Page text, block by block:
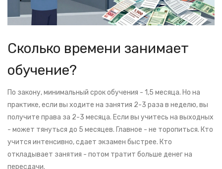
Сколько времени занимает
обучение?
По закону, минимальный срок обучения - 1,5 месяца. Но на
практике, если вы ходите на занятия 2-3 раза в неделю, вы
получите права за 2-3 месяца. Если вы учитесь на выходных
- может тянуться до 5 месяцев. Главное - не торопиться. Кто
учится интенсивно, сдает экзамен быстрее. Кто
откладывает занятия - потом тратит больше денег на
пересдачи.